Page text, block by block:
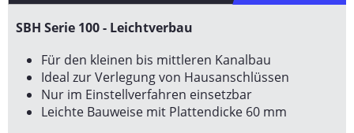
SBH Serie 100 - Leichtverbau
Für den kleinen bis mittleren Kanalbau
Ideal zur Verlegung von Hausanschlüssen
Nur im Einstellverfahren einsetzbar
Leichte Bauweise mit Plattendicke 60 mm